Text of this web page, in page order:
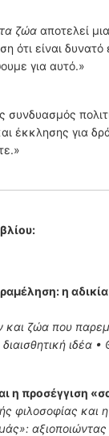
τα ζώα αποτελεί
ότι είναι
για αυτό.»
συνδυασμός
έκκλησης για
η
ζώα που
ιδέα
η προσέγγιση
φιλοσοφίας και